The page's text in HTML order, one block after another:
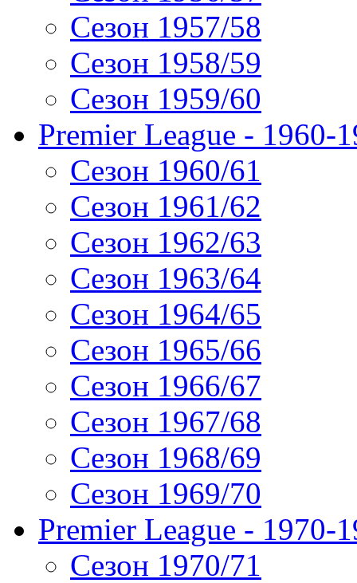
Сезон 1957/58
Сезон 1958/59
Сезон 1959/60
Premier League - 1960-
Сезон 1960/61
Сезон 1961/62
Сезон 1962/63
Сезон 1963/64
Сезон 1964/65
Сезон 1965/66
Сезон 1966/67
Сезон 1967/68
Сезон 1968/69
Сезон 1969/70
Premier League - 1970-
Сезон 1970/71